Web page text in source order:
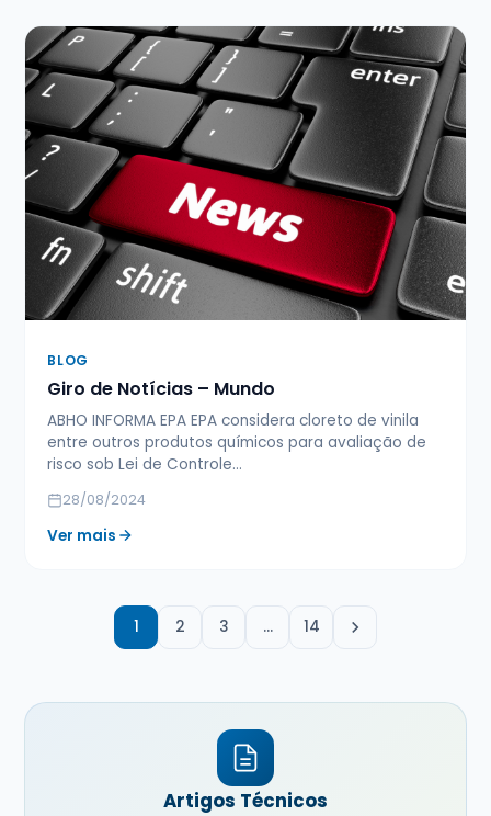
BLOG
Giro de Notícias – Mundo
ABHO INFORMA EPA EPA considera cloreto de vinila
entre outros produtos químicos para avaliação de
risco sob Lei de Controle…
28/08/2024
Ver mais
1 2 3 … 14
Artigos Técnicos